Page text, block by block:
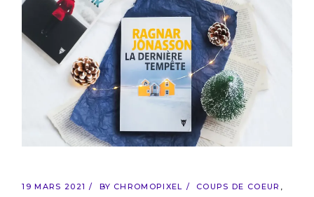
19 MARS 2021 BY CHROMOPIXEL
COUPS DE COEUR